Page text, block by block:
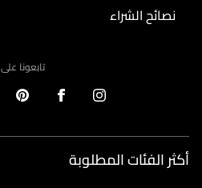
نصائح الشراء
تابعونا على
أكثر الفئات المطلوبة